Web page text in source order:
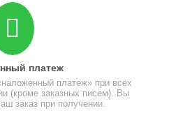
платеж
платеж» при всех
(кроме заказных писем). Вы
заказ при получении.